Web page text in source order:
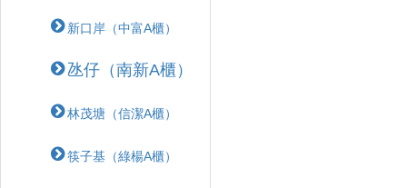
新口岸（中富A櫃）
氹仔（南新A櫃）
林茂塘（信潔A櫃）
筷子基（綠楊A櫃）